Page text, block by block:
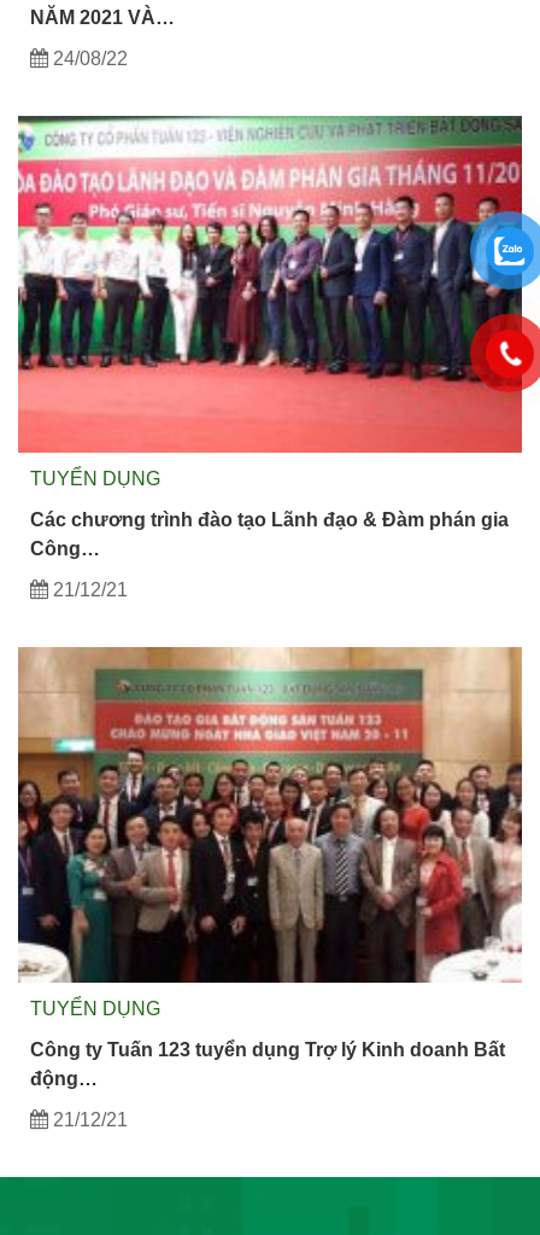
NĂM 2021 VÀ…
24/08/22
TUYỂN DỤNG
Các chương trình đào tạo Lãnh đạo & Đàm phán gia
Công…
21/12/21
TUYỂN DỤNG
Công ty Tuấn 123 tuyển dụng Trợ lý Kinh doanh Bất
động…
21/12/21